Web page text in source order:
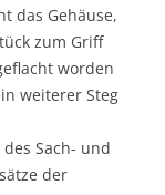
das Gehäuse,
zum Griff
worden
weiterer Steg
Sach- und
der